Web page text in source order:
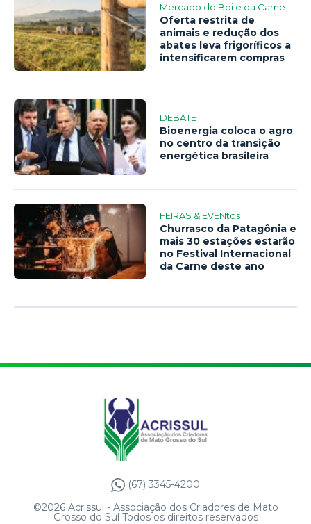
Mercado do Boi e da Carne
Oferta restrita de
animais e redução dos
abates leva frigoríficos a
intensificarem compras
DEBATE
Bioenergia coloca o agro
no centro da transição
energética brasileira
FEIRAS & EVENtos
Churrasco da Patagônia e
mais 30 estações estarão
no Festival Internacional
da Carne deste ano
(67) 3345-4200
©2026 Acrissul - Associação dos Criadores de Mato
Grosso do Sul Todos os direitos reservados